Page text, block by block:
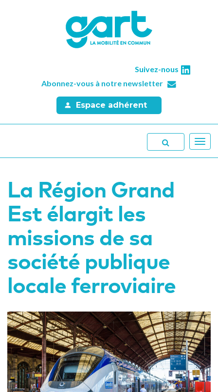
Suivez-nous
Abonnez-vous à notre newsletter
Espace adhérent
La Région Grand
Est élargit les
missions de sa
société publique
locale ferroviaire